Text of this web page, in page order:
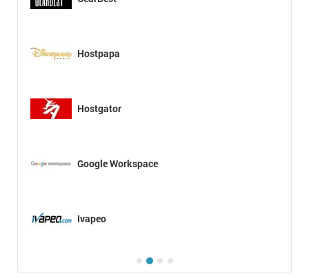
Hostpapa
Hostgator
Google Workspace
Ivapeo